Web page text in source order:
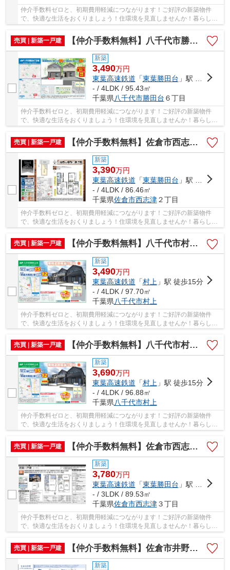
仲介手数料ゼロと、初期費用軽減につながります！ご好評の新築物件
で、快適な生活をおくりましょう！住環境を見直しませんか！暮らしの
売買 | 新築一戸建
【仲介手数料無料】八千代市勝田台 新築戸建て
新築
3,490万円
東葉高速鉄道 「東葉勝田台 」駅 徒歩22分
- / 4LDK / 95.43㎡
千葉県八千代市勝田台 ６丁目
仲介手数料ゼロと、初期費用軽減につながります！ご好評の新築物件
で、快適な生活をおくりましょう！住環境を見直しませんか！暮らしの
売買 | 新築一戸建
【仲介手数料無料】佐倉市西志津 新築戸建て
新築
3,390万円
東葉高速鉄道 「東葉勝田台 」駅 徒歩13分
- / 4LDK / 86.46㎡
千葉県佐倉市西志津２丁目
仲介手数料ゼロと、初期費用軽減につながります！ご好評の新築物件
で、快適な生活をおくりましょう！住環境を見直しませんか！暮らしの
中でも、住居は充実した生活を送るための大きな...
売買 | 新築一戸建
【仲介手数料無料】八千代市村上 新築戸建て
新築
3,490万円
東葉高速鉄道 「村上 」駅 徒歩15分
- / 4LDK / 97.70㎡
千葉県八千代市村上
仲介手数料ゼロと、初期費用軽減につながります！ご好評の新築物件
で、快適な生活をおくりましょう！住環境を見直しませんか！暮らしの
売買 | 新築一戸建
【仲介手数料無料】八千代市村上 新築戸建て
新築
3,690万円
東葉高速鉄道 「村上」駅 徒歩15分
- / 4LDK / 96.88㎡
千葉県八千代市村上
仲介手数料ゼロと、初期費用軽減につながります！ご好評の新築物件
で、快適な生活をおくりましょう！住環境を見直しませんか！暮らしの
売買 | 新築一戸建
【仲介手数料無料】佐倉市西志津 新築戸建て
新築
3,780万円
東葉高速鉄道 「東葉勝田台 」駅 徒歩14分
- / 3LDK / 89.53㎡
千葉県佐倉市西志津３丁目
仲介手数料ゼロと、初期費用軽減につながります！ご好評の新築物件
で、快適な生活をおくりましょう！住環境を見直しませんか！暮らしの
売買 | 新築一戸建
【仲介手数料無料】佐倉市井野 新築戸建て
新築